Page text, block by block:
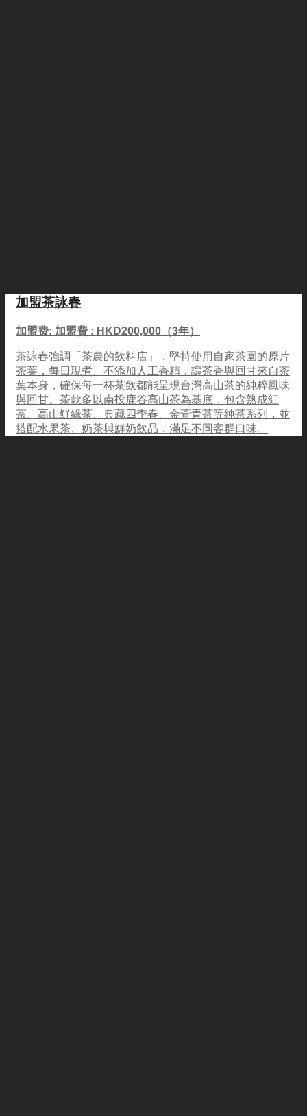
加盟茶詠春
加盟费: 加盟費 : HKD200,000（3年）
茶詠春強調「茶農的飲料店」，堅持使用自家茶園的原片
茶葉，每日現煮、不添加人工香精，讓茶香與回甘來自茶
葉本身，確保每一杯茶飲都能呈現台灣高山茶的純粹風味
與回甘。茶款多以南投鹿谷高山茶為基底，包含熟成紅
茶、高山鮮綠茶、典藏四季春、金萱青茶等純茶系列，並
搭配水果茶、奶茶與鮮奶飲品，滿足不同客群口味。